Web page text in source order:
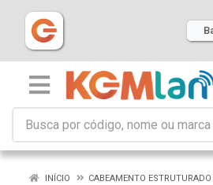
INÍCIO
CABEAMENTO ESTRUTURADO